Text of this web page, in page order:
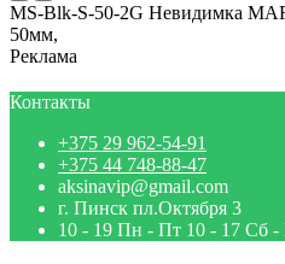
MS-Blk-S-50-2G Невидимка
50мм,
Реклама
Контакты
+375 29 962-54-91
+375 44 748-88-47
aksinavip@gmail.com
г. Пинск пл.Октября 3
10 - 19 Пн - Пт 10 - 17 Сб -